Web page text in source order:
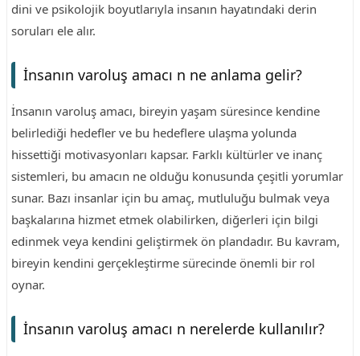
dini ve psikolojik boyutlarıyla insanın hayatındaki derin
soruları ele alır.
İnsanın varoluş amacı n ne anlama gelir?
İnsanın varoluş amacı, bireyin yaşam süresince kendine
belirlediği hedefler ve bu hedeflere ulaşma yolunda
hissettiği motivasyonları kapsar. Farklı kültürler ve inanç
sistemleri, bu amacın ne olduğu konusunda çeşitli yorumlar
sunar. Bazı insanlar için bu amaç, mutluluğu bulmak veya
başkalarına hizmet etmek olabilirken, diğerleri için bilgi
edinmek veya kendini geliştirmek ön plandadır. Bu kavram,
bireyin kendini gerçekleştirme sürecinde önemli bir rol
oynar.
İnsanın varoluş amacı n nerelerde kullanılır?